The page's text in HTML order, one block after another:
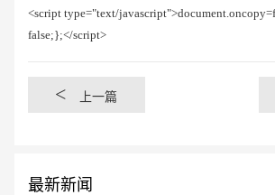
<script type="text/
false;};</script>
< 上一篇
最新新闻